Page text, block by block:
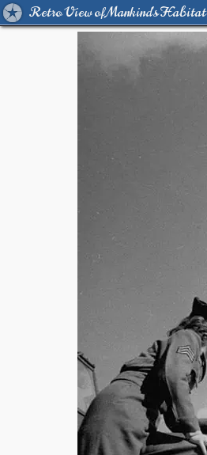
Retro View of Mankind's Habitat